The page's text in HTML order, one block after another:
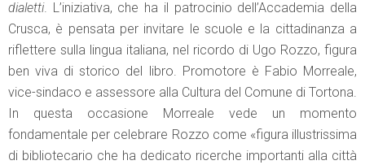
dialetti. L’iniziativa, che ha il patrocinio dell’Accademia della
Crusca, è pensata per invitare le scuole e la cittadinanza a
riflettere sulla lingua italiana, nel ricordo di Ugo Rozzo, figura
ben viva di storico del libro. Promotore è Fabio Morreale,
vice-sindaco e assessore alla Cultura del Comune di Tortona.
In questa occasione Morreale vede un momento
fondamentale per celebrare Rozzo come «figura illustrissima
di bibliotecario che ha dedicato ricerche importanti alla città